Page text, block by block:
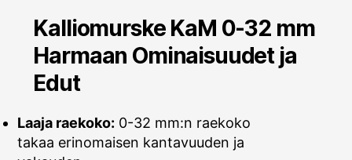
Kalliomurske KaM 0-32 mm
Harmaan Ominaisuudet ja
Edut
Laaja raekoko: 0-32 mm:n raekoko
takaa erinomaisen kantavuuden ja